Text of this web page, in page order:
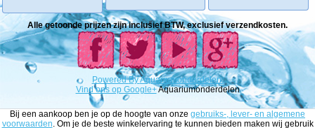
Alle getoonde prijzen zijn inclusief BTW, exclusief verzendkosten.
PoweredByAquariumonderdelen.
Vind ons op Google+Aquariumonderdelen
Bij een aankoop ben je op de hoogte van onze gebruiks-, lever- en algemene
voorwaarden. Om je de beste winkelervaring te kunnen bieden maken wij gebruik